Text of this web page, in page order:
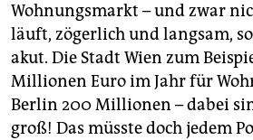
Wohnungsmarkt – und zwar
läuft, zögerlich und langsam,
akut. Die Stadt Wien zum
Millionen Euro im Jahr für
Berlin 200 Millionen – dabei
groß! Das müsste doch jedem